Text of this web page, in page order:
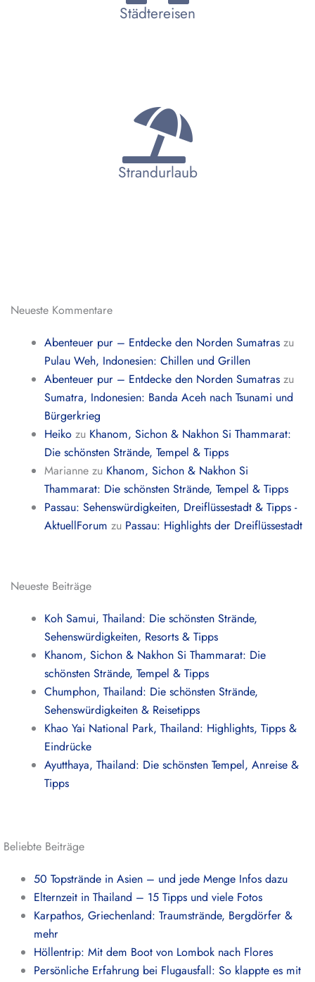
Städtereisen
Strandurlaub
Neueste Kommentare
Abenteuer pur – Entdecke den Norden Sumatras zu
Pulau Weh, Indonesien: Chillen und Grillen
Abenteuer pur – Entdecke den Norden Sumatras zu
Sumatra, Indonesien: Banda Aceh nach Tsunami und
Bürgerkrieg
Heiko zu Khanom, Sichon & Nakhon Si Thammarat:
Die schönsten Strände, Tempel & Tipps
Marianne zu Khanom, Sichon & Nakhon Si
Thammarat: Die schönsten Strände, Tempel & Tipps
Passau: Sehenswürdigkeiten, Dreiflüssestadt & Tipps -
AktuellForum zu Passau: Highlights der Dreiflüssestadt
Neueste Beiträge
Koh Samui, Thailand: Die schönsten Strände,
Sehenswürdigkeiten, Resorts & Tipps
Khanom, Sichon & Nakhon Si Thammarat: Die
schönsten Strände, Tempel & Tipps
Chumphon, Thailand: Die schönsten Strände,
Sehenswürdigkeiten & Reisetipps
Khao Yai National Park, Thailand: Highlights, Tipps &
Eindrücke
Ayutthaya, Thailand: Die schönsten Tempel, Anreise &
Tipps
Beliebte Beiträge
50 Topstrände in Asien – und jede Menge Infos dazu
Elternzeit in Thailand – 15 Tipps und viele Fotos
Karpathos, Griechenland: Traumstrände, Bergdörfer &
mehr
Höllentrip: Mit dem Boot von Lombok nach Flores
Persönliche Erfahrung bei Flugausfall: So klappte es mit